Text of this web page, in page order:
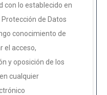
con lo establecido en
Protección de Datos
conocimiento de
el acceso,
y oposición de los
cualquier